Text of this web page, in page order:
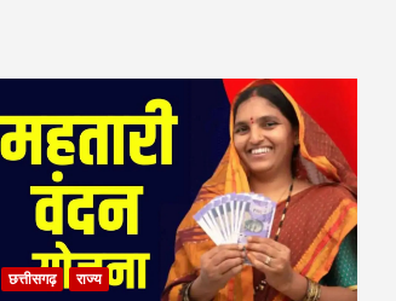
छत्तीसगढ़ राज्य